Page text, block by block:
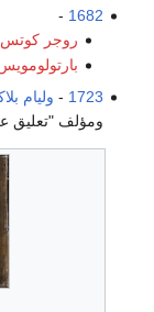
1682
-
روجر كوتس
1723
- وليام
ومؤلف "تعليق